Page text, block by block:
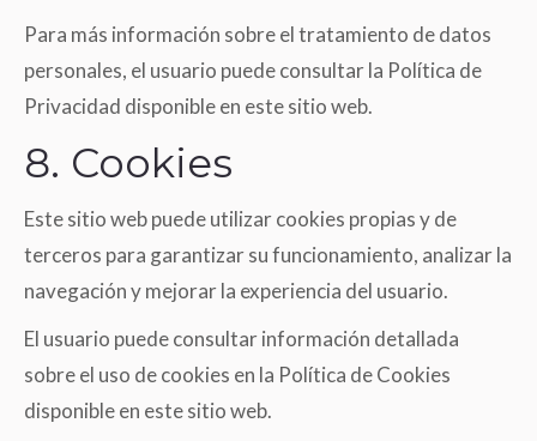
Para más información sobre el tratamiento de datos
personales, el usuario puede consultar la Política de
Privacidad disponible en este sitio web.
8. Cookies
Este sitio web puede utilizar cookies propias y de
terceros para garantizar su funcionamiento, analizar la
navegación y mejorar la experiencia del usuario.
El usuario puede consultar información detallada
sobre el uso de cookies en la Política de Cookies
disponible en este sitio web.